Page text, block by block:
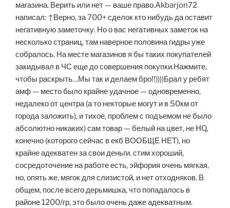
магазина. Верить или нет — ваше право.Akbarjon72
написал: ↑Верно, за 700+ сделок кто нибудь да оставит
негативную заметочку. Но о вас негативных заметок на
несколько страниц, там наверное половина гидры уже
собралось. На месте магазинов я бы таких покупателей
закидывал в ЧС еще до совершения покупки.Нажмите,
чтобы раскрыть…Мы так и делаем бро!!))))Брал у ребят
амф — место было крайне удачное — одновременно,
недалеко от центра (а то некторые могут и в 50км от
города заложить), и тихое, проблем с подъемом не было
абсолютно никаких) сам товар — белый на цвет, не HQ,
конечно (которого сейчас в екб ВООБЩЕ НЕТ), но
крайне адекватен за свои деньги. стим хороший,
сосредоточение на работе есть, эйфория очень мягкая,
но, опять же, мягок для слизистой, и нет отходняков. В
общем, после всего дерьмишка, что попадалось в
районе 1200/гр, это было очень даже адекватным.